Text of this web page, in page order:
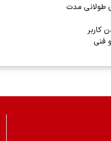
طولانی مدت
فنی